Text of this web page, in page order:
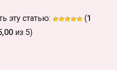
эту статью: (1
из 5)